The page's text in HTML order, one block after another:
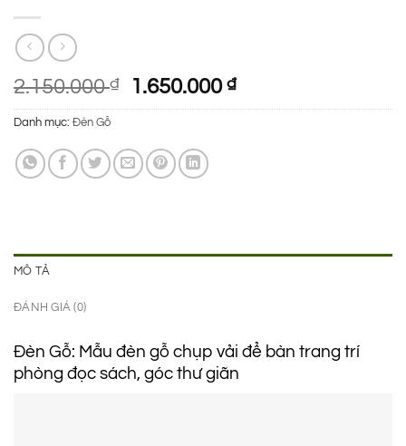
2.150.000₫
Giá
gốc
2.150.000 ₫.
1.650.000₫Giá
hiện
Danh mục: Đèn Gỗ
MÔ TẢ
ĐÁNH GIÁ (0)
Đèn Gỗ: Mẫu đèn gỗ chụp vải để bàn trang trí
phòng đọc sách, góc thư giãn